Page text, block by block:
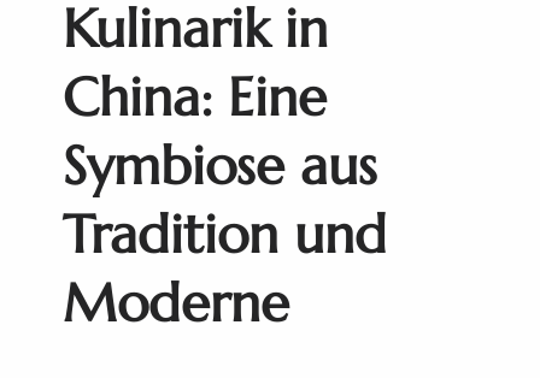
o
k
a
p
t
d
i
T
Kulinarik in
China: Eine
Symbiose aus
Tradition und
Moderne